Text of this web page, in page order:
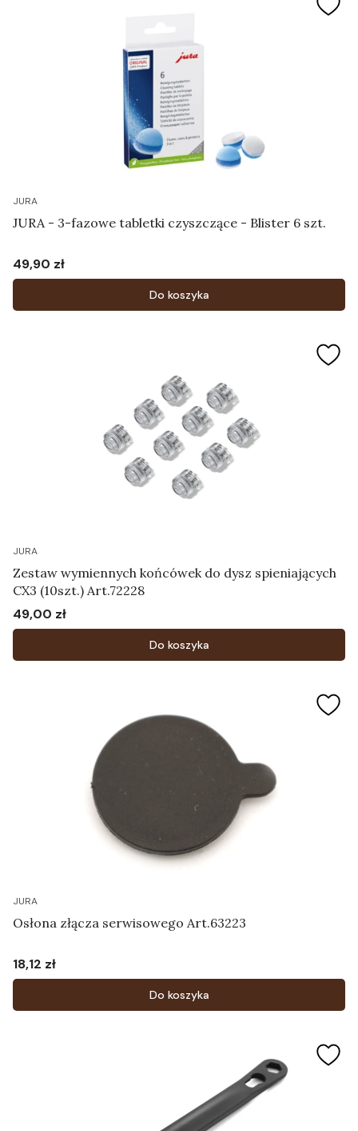
JURA
JURA - 3-fazowe tabletki czyszczące - Blister 6 szt.
Cena
49,90 zł
Do koszyka
JURA
Zestaw wymiennych końcówek do dysz spieniających
CX3 (10szt.) Art.72228
Cena
49,00 zł
Do koszyka
JURA
Osłona złącza serwisowego Art.63223
Cena
18,12 zł
Do koszyka